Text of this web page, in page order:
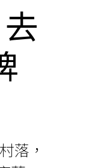
落，